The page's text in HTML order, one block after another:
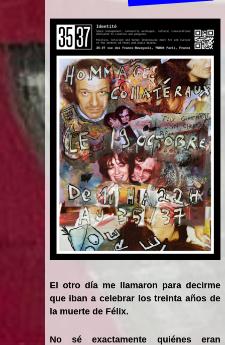
El otro día me llamaron para decirme
que iban a celebrar los treinta años de
la muerte de Félix.
No sé exactamente quiénes eran